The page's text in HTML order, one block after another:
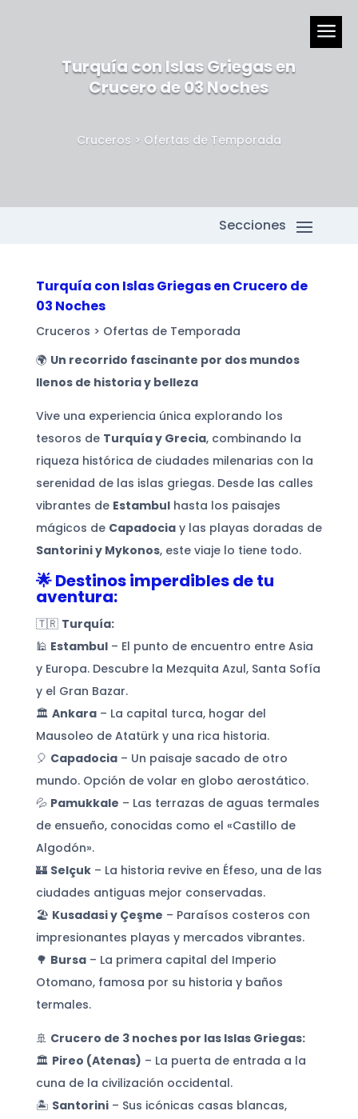
a
Turquía con Islas Griegas en
Crucero de 03 Noches
Cruceros > Ofertas de Temporada
Turquía con Islas Griegas en Crucero de
03 Noches
Cruceros > Ofertas de Temporada
🌍 Un recorrido fascinante por dos mundos
llenos de historia y belleza
Vive una experiencia única explorando los
tesoros de Turquía y Grecia, combinando la
riqueza histórica de ciudades milenarias con la
serenidad de las islas griegas. Desde las calles
vibrantes de Estambulhasta los paisajes
mágicos de Capadociay las playas doradas de
Santorini y Mykonos, este viaje lo tiene todo.
🌟 Destinos imperdibles de tu
aventura:
🇹🇷 Turquía:
🕌 Estambul– El punto de encuentro entre Asia
y Europa. Descubre la Mezquita Azul, Santa Sofía
y el Gran Bazar.
🏛 Ankara– La capital turca, hogar del
Mausoleo de Atatürk y una rica historia.
🎈 Capadocia– Un paisaje sacado de otro
mundo. Opción de volar en globo aerostático.
💦 Pamukkale – Las terrazas de aguas termales
de ensueño, conocidas como el «Castillo de
Algodón».
🏰 Selçuk– La historia revive en Éfeso, una de las
ciudades antiguas mejor conservadas.
🏖 Kusadasi y Çeşme – Paraísos costeros con
impresionantes playas y mercados vibrantes.
🌳 Bursa– La primera capital del Imperio
Otomano, famosa por su historia y baños
termales.
🚢 Crucero de 3 noches por las Islas Griegas:
🏛 Pireo (Atenas) – La puerta de entrada a la
cuna de la civilización occidental.
🏝 Santorini– Sus icónicas casas blancas,